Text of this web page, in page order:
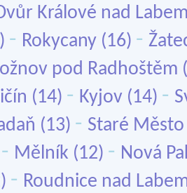
Králové nad
- Rokycany (16) -
pod Radhoštěm
(14) - Kyjov (14) -
(13) - Staré Město
- Mělník (12) - Nová
- Roudnice nad